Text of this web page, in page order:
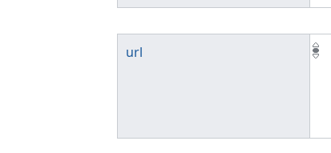
url